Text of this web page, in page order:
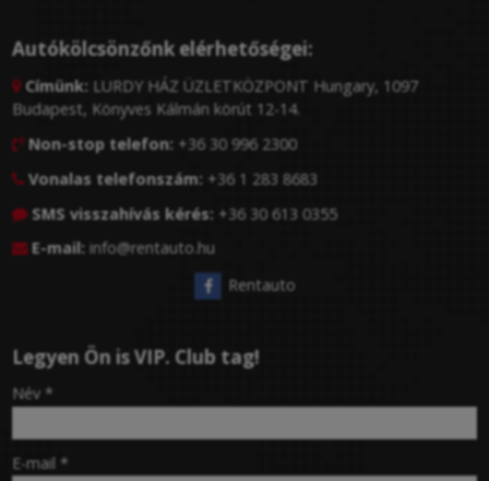
Autókölcsönzőnk elérhetőségei:
 Címünk: LURDY HÁZ ÜZLETKÖZPONT Hungary, 1097
Budapest, Könyves Kálmán körút 12-14.
 Non-stop telefon: +36 30 996 2300
 Vonalas telefonszám: +36 1 283 8683
 SMS visszahívás kérés: +36 30 613 0355
 E-mail: info@rentauto.hu
Rentauto
Legyen Ön is VIP. Club tag!
-
-
Név *
E-mail *